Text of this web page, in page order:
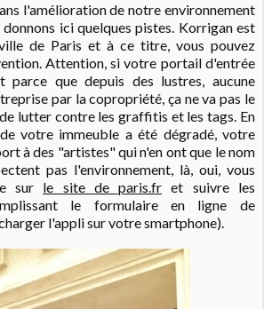
l'amélioration de notre environnement
ici quelques pistes. Korrigan est
de Paris et à ce titre, vous pouvez
Attention, si votre portail d'entrée
parce que depuis des lustres, aucune
par la copropriété, ça ne va pas le
lutter contre les graffitis et les tags. En
votre immeuble a été dégradé, votre
à des "artistes" qui n'en ont que le nom
pas l'environnement, là, oui, vous
sur le site de paris.fr et suivre les
le formulaire en ligne de
l'appli sur votre smartphone).